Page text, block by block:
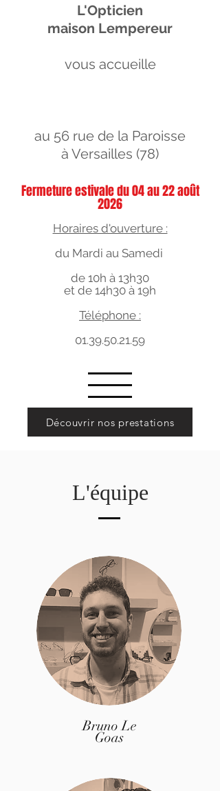
L'Opticien
maison Lempereur
vous accueille
au 56 rue de la Paroisse
à Versailles (78)
Fermeture estivale du 04 au 22 août
2026
Horaires d'ouverture :
du Mardi au Samedi
de 10h à 13h30
et de 14h30 à 19h
Téléphone :
01.39.50.21.59
Découvrir nos prestations
L'équipe
Bruno Le
Goas